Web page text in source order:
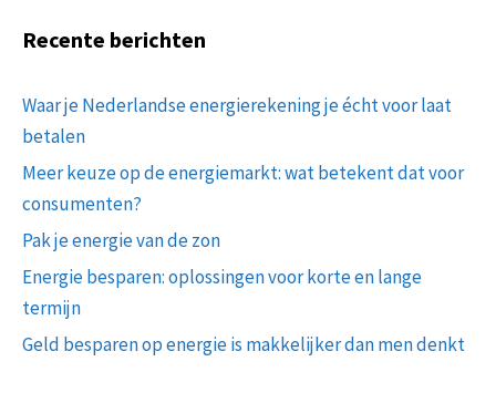
Recente berichten
Waar je Nederlandse energierekening je écht voor laat
betalen
Meer keuze op de energiemarkt: wat betekent dat voor
consumenten?
Pak je energie van de zon
Energie besparen: oplossingen voor korte en lange
termijn
Geld besparen op energie is makkelijker dan men denkt